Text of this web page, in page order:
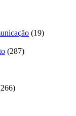
(19)
(287)